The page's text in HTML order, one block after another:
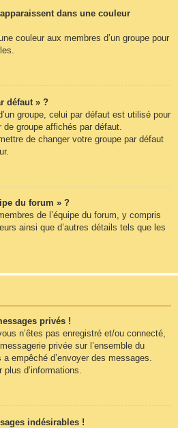
dans une couleur
couleur aux membres d’un groupe pour
défaut » ?
groupe, celui par défaut est utilisé pour
groupe affichés par défaut.
de changer votre groupe par défaut
du forum » ?
de l’équipe du forum, y compris
ainsi que d’autres détails tels que les
privés !
n’êtes pas enregistré et/ou connecté,
privée sur l’ensemble du
empêché d’envoyer des messages.
d’informations.
indésirables !